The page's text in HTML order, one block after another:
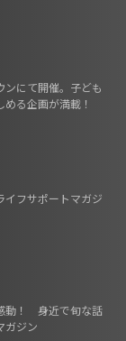
ンにて開催。子ども
る企画が満載！
イフサポートマガジ
動！ 身近で旬な話
ガジン